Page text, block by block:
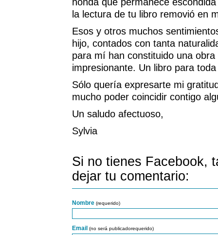
la lectura de tu libro removió en
Esos y otros muchos
hijo, contados con tanta
para mí han constituido una
impresionante. Un libro para
Sólo quería expresarte mi
mucho poder coincidir contigo
Un saludo afectuoso,
Sylvia
Si no tienes Facebook,
dejar tu comentario:
Nombre (requerido)
Email (no será publicadorequerido)